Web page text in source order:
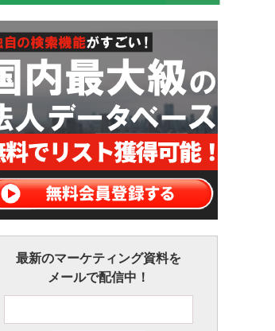
最新のマーケティング資料を
メールで配信中！